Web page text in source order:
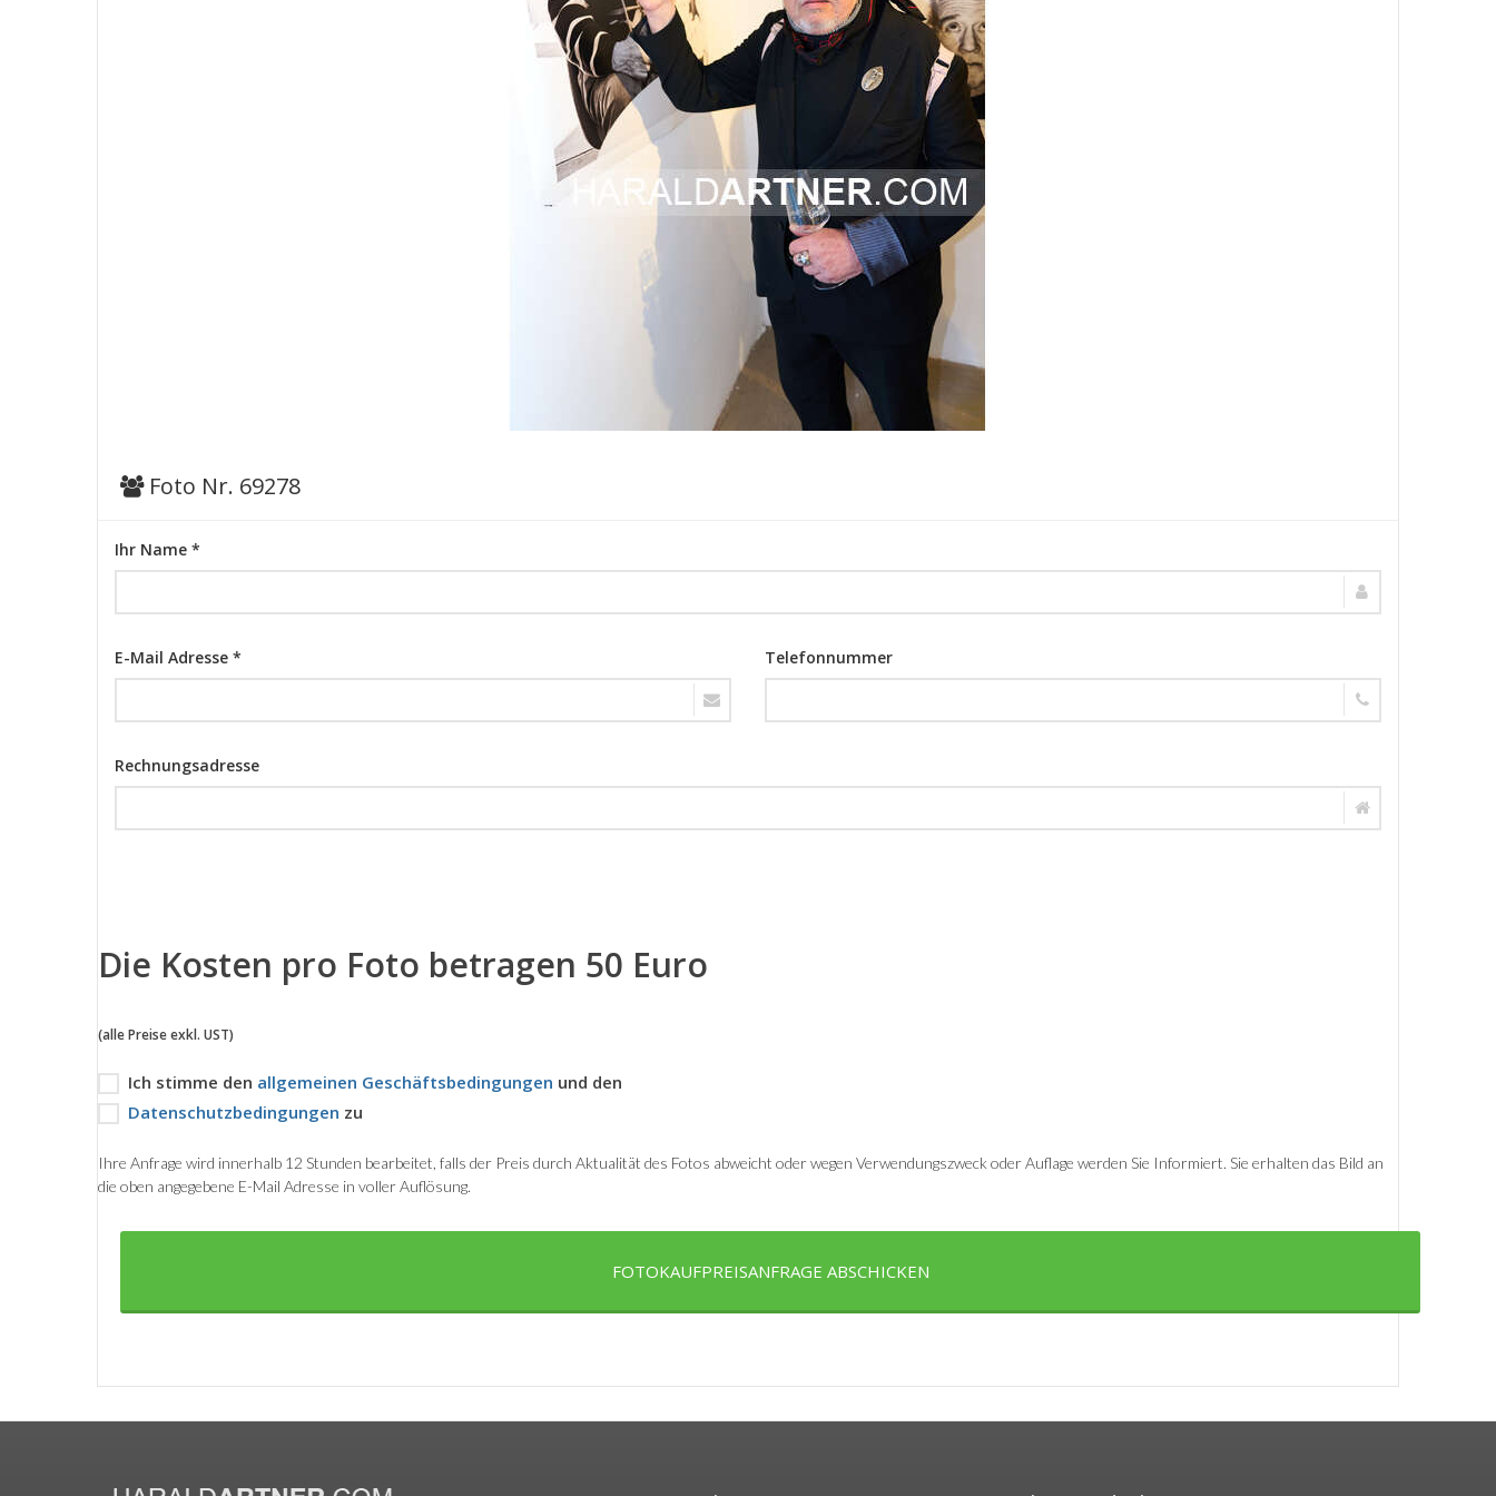
Foto Nr. 69278
Ihr Name *
E-Mail Adresse * Telefonnummer
Rechnungsadresse
Die Kosten pro Foto betragen 50 Euro
(alle Preise exkl. UST)
Ich stimme den allgemeinen Geschäftsbedingungen und den
Datenschutzbedingungen zu
Ihre Anfrage wird innerhalb 12 Stunden bearbeitet, falls der Preis durch Aktualität des Fotos abweicht oder wegen Verwendungszweck oder Auflage werden Sie Informiert. Sie erhalten das Bild an
die oben angegebene E-Mail Adresse in voller Auflösung.
FOTOKAUFPREISANFRAGE ABSCHICKEN